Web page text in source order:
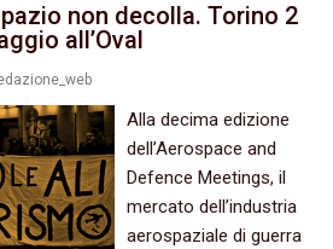
non decolla. Torino 2
all’Oval
Alla decima edizione
dell’Aerospace and
Defence Meetings, il
mercato dell’industria
aerospaziale di guerra